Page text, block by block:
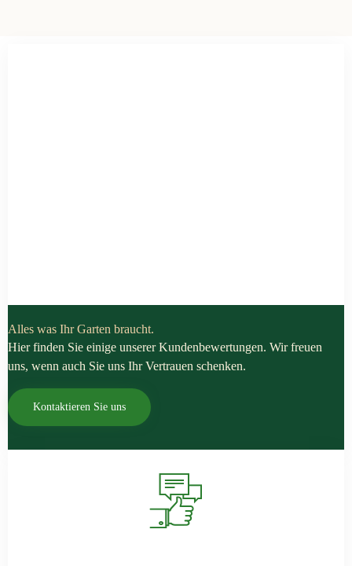
Alles was Ihr Garten braucht.
Hier finden Sie einige unserer Kundenbewertungen. Wir freuen
uns, wenn auch Sie uns Ihr Vertrauen schenken.
Kontaktieren Sie uns